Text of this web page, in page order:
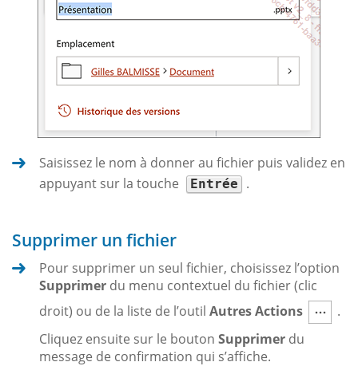
Saisissez le nom à donner au fichier puis validez en
appuyant sur la touche
Entrée .
Supprimer un fichier
Pour supprimer un seul fichier, choisissez l’option
Supprimer du menu contextuel du fichier (clic
droit) ou de la liste de l’outil Autres Actions
.
Cliquez ensuite sur le bouton Supprimer du
message de confirmation qui s’affiche.